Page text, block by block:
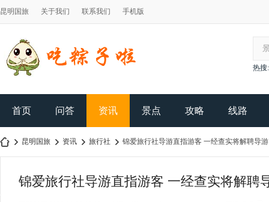
昆明国旅 关于我们 联系我们 手机版
热搜:
首页 问答 资讯 景点 攻略 线路
昆明国旅 资讯 旅行社 锦爱旅行社导游直指游客 一经查实将解聘导游
锦爱旅行社导游直指游客 一经查实将解聘